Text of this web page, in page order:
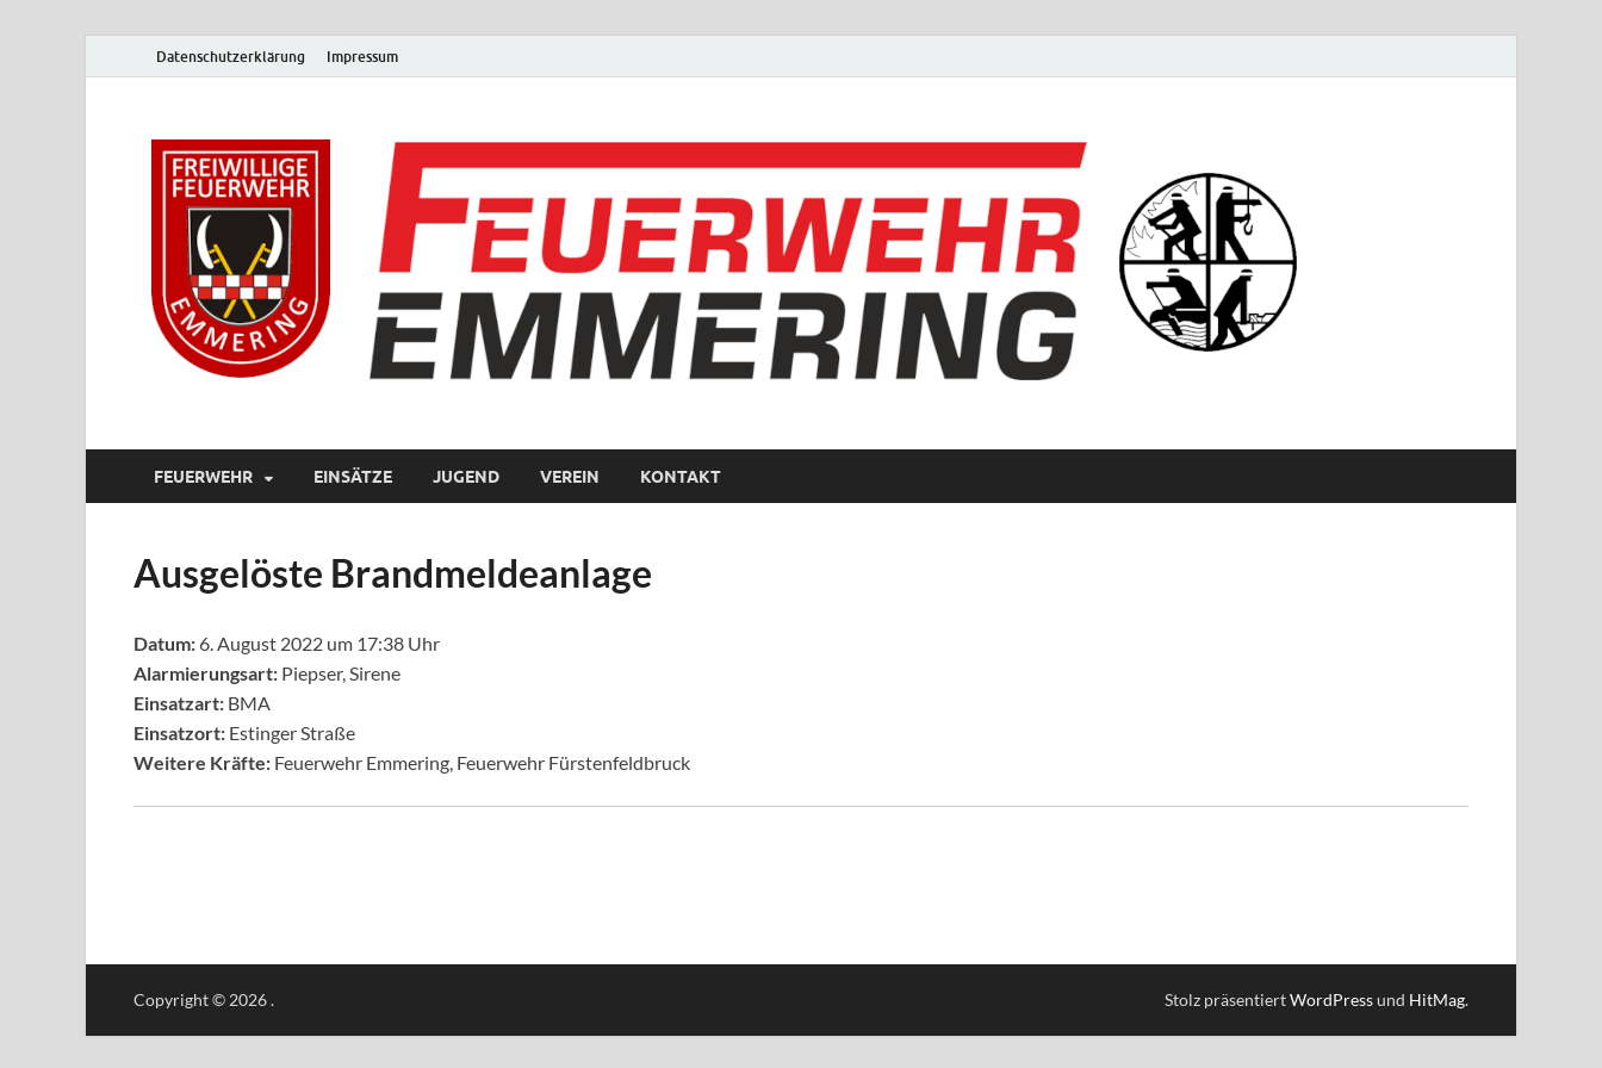
Datenschutzerklärung Impressum
FEUERWEHR EINSÄTZE JUGEND VEREIN KONTAKT
Ausgelöste Brandmeldeanlage
Datum: 6. August 2022 um 17:38 Uhr
Alarmierungsart: Piepser, Sirene
Einsatzart: BMA
Einsatzort: Estinger Straße
Weitere Kräfte: Feuerwehr Emmering, Feuerwehr Fürstenfeldbruck
Copyright © 2026. Stolz präsentiertWordPressund HitMag.